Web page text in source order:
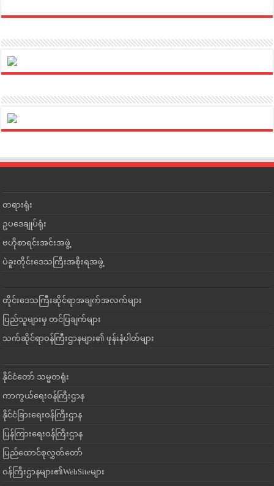
တရားရုံး
ဥပဒေချုပ်ရုံး
ဗဟိုစာရင်းအင်းအဖွဲ့
ပဲခူးတိုင်းဒေသကြီးအစိုးရအဖွဲ့
တိုင်းဒေသကြီးဆိုင်ရာအချက်အလက်များ
ပြည်သူများမှ တင်ပြချက်များ
သက်ဆိုင်ရာဝန်ကြီးဌာနများ၏ ဖုန်းနံပါတ်များ
နိုင်ငံတော် သမ္မတရုံး
ကာကွယ်ရေးဝန်ကြီးဌာန
နိုင်ငံခြားရေးဝန်ကြီးဌာန
ပြန်ကြားရေးဝန်ကြီးဌာန
ပြည်ထောင်စုလွှတ်တော်
ဝန်ကြီးဌာနများ၏WebSiteများ